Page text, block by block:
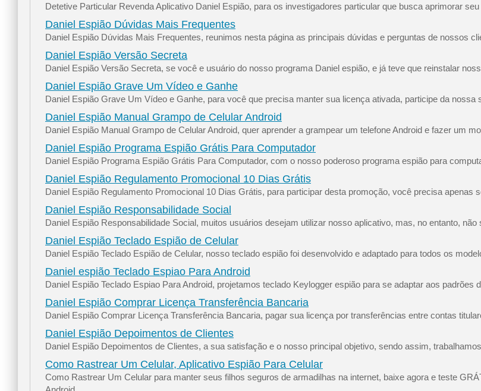
Detetive Particular Revenda Aplicativo Daniel Espião, para os investigadores particular que busca aprimorar
Daniel Espião Dúvidas Mais Frequentes
Daniel Espião Dúvidas Mais Frequentes, reunimos nesta página as principais dúvidas e perguntas de nossos
Daniel Espião Versão Secreta
Daniel Espião Versão Secreta, se você e usuário do nosso programa Daniel espião, e já teve que reinstalar
Daniel Espião Grave Um Vídeo e Ganhe
Daniel Espião Grave Um Vídeo e Ganhe, para você que precisa manter sua licença ativada, participe da
Daniel Espião Manual Grampo de Celular Android
Daniel Espião Manual Grampo de Celular Android, quer aprender a grampear um telefone Android e fazer um
Daniel Espião Programa Espião Grátis Para Computador
Daniel Espião Programa Espião Grátis Para Computador, com o nosso poderoso programa espião para
Daniel Espião Regulamento Promocional 10 Dias Grátis
Daniel Espião Regulamento Promocional 10 Dias Grátis, para participar desta promoção, você precisa apenas
Daniel Espião Responsabilidade Social
Daniel Espião Responsabilidade Social, muitos usuários desejam utilizar nosso aplicativo, mas, no entanto,
Daniel Espião Teclado Espião de Celular
Daniel Espião Teclado Espião de Celular, nosso teclado espião foi desenvolvido e adaptado para todos os
Daniel espião Teclado Espiao Para Android
Daniel Espião Teclado Espiao Para Android, projetamos teclado Keylogger espião para se adaptar aos padrões
Daniel Espião Comprar Licença Transferência Bancaria
Daniel Espião Comprar Licença Transferência Bancaria, pagar sua licença por transferências entre contas
Daniel Espião Depoimentos de Clientes
Daniel Espião Depoimentos de Clientes, a sua satisfação e o nosso principal objetivo, sendo assim,
Como Rastrear Um Celular, Aplicativo Espião Para Celular
Como Rastrear Um Celular para manter seus filhos seguros de armadilhas na internet, baixe agora e teste